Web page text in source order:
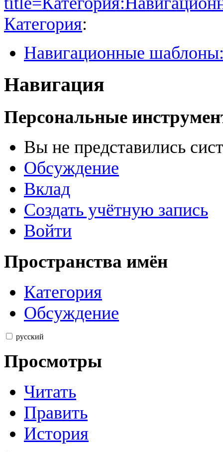
Категория:
Навигационные
Навигация
Персональные
Вы не представились
Обсуждение
Вклад
Создать учётную запись
Войти
Пространства имён
Категория
Обсуждение
русский
Просмотры
Читать
Править
История